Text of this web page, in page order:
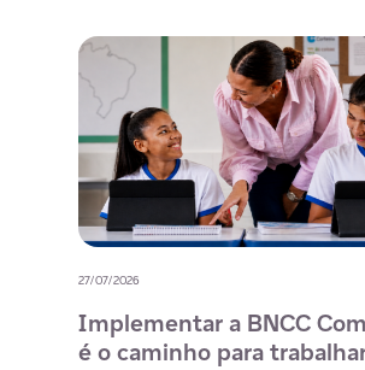
27/07/2026
Implementar a BNCC
é o caminho para